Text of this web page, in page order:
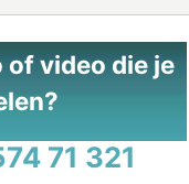
of video die je
71 321